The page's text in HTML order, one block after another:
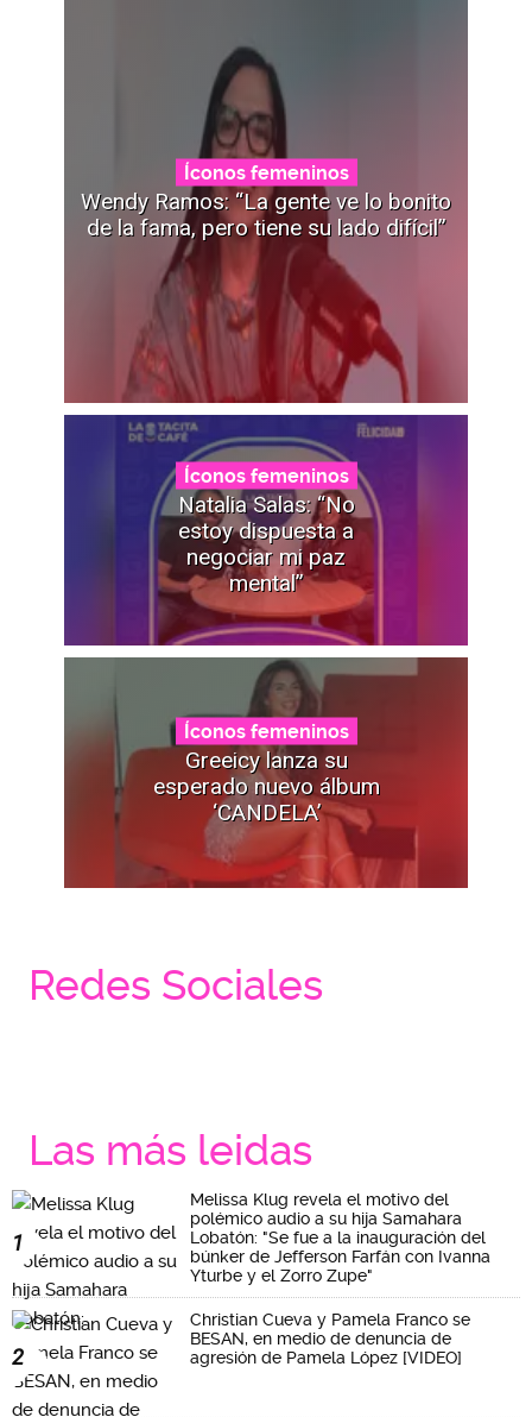
Íconos femeninos
Wendy Ramos: “La gente ve lo bonito
de la fama, pero tiene su lado difícil”
Íconos femeninos
Natalia Salas: “No
estoy dispuesta a
negociar mi paz
mental”
Íconos femeninos
Greeicy lanza su
esperado nuevo álbum
‘CANDELA’
Redes Sociales
Las más leidas
1
Melissa Klug revela el motivo del
polémico audio a su hija Samahara
Lobatón: "Se fue a la inauguración del
búnker de Jefferson Farfán con Ivanna
Yturbe y el Zorro Zupe"
2
Christian Cueva y Pamela Franco se
BESAN, en medio de denuncia de
agresión de Pamela López [VIDEO]